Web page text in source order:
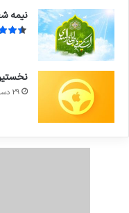
نیمه
29 دسامبر 2021